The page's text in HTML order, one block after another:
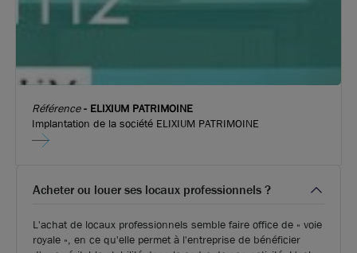
Référence- ELIXIUM PATRIMOINE
Implantation de la société ELIXIUM PATRIMOINE
Acheter ou louer ses locaux professionnels ?
L'achat de locaux professionnels semble faire office de « voie
royale », en ce qu'elle permet à l'entreprise de bénéficier